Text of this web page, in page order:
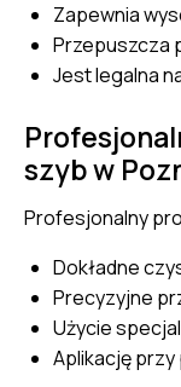
Zapewnia
Przepuszcza
Jest legalna
szyb w
Profesjonalny
Dokładne
Precyzyjne
Użycie
Aplikację